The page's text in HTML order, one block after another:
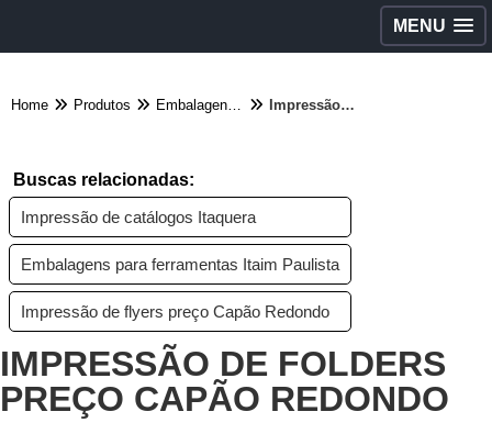
MENU
Home Produtos Embalagens diversas - Categoria Impressão de folders preço Capão Redondo
Buscas relacionadas:
Impressão de catálogos Itaquera
Embalagens para ferramentas Itaim Paulista
Impressão de flyers preço Capão Redondo
IMPRESSÃO DE FOLDERS
PREÇO CAPÃO REDONDO